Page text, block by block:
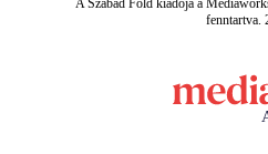
fenntartva.